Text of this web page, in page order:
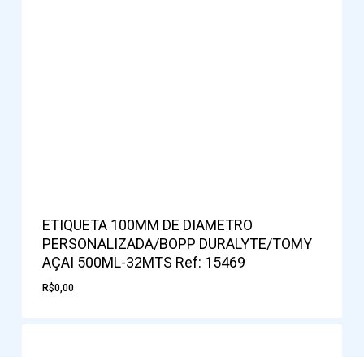
ETIQUETA 100MM DE DIAMETRO
PERSONALIZADA/BOPP DURALYTE/TOMY
AÇAI 500ML-32MTS Ref: 15469
R$0,00